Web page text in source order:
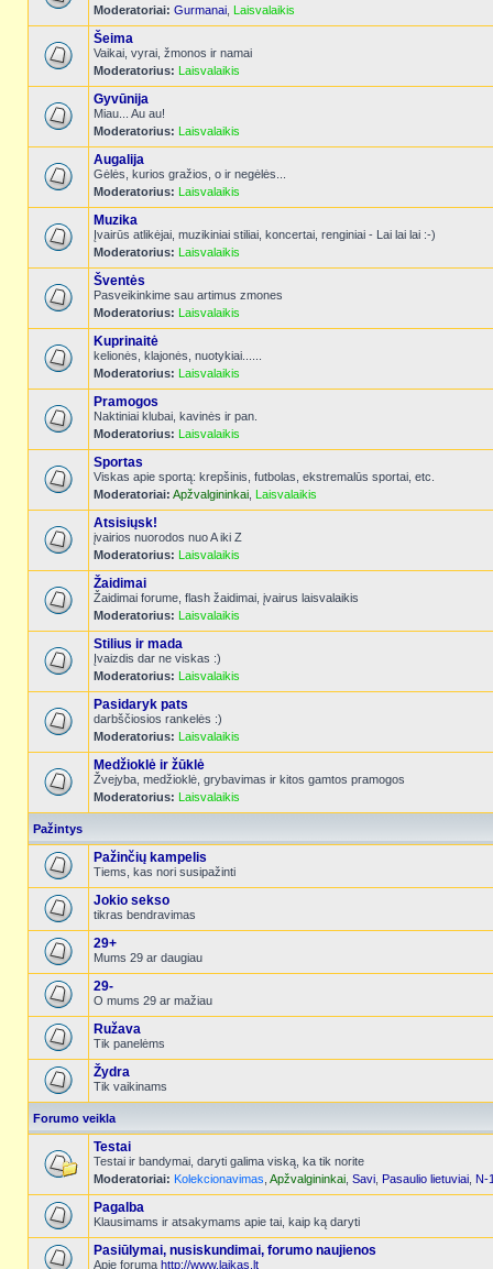
Moderatoriai: Gurmanai Laisvalaikis
Šeima
Vaikai, vyrai, žmonos ir namai
Moderatorius: Laisvalaikis
Gyvūnija
Miau... Au au!
Moderatorius: Laisvalaikis
Augalija
Gėlės, kurios gražios, o ir negėlės...
Moderatorius: Laisvalaikis
Muzika
Įvairūs atlikėjai, muzikiniai stiliai, koncertai, renginiai - Lai lai lai :-)
Moderatorius: Laisvalaikis
Šventės
Pasveikinkime sau artimus zmones
Moderatorius: Laisvalaikis
Kuprinaitė
kelionės, klajonės, nuotykiai......
Moderatorius: Laisvalaikis
Pramogos
Naktiniai klubai, kavinės ir pan.
Moderatorius: Laisvalaikis
Sportas
Viskas apie sportą: krepšinis, futbolas, ekstremalūs sportai, etc.
Moderatoriai: Apžvalgininkai Laisvalaikis
Atsisiųsk!
įvairios nuorodos nuo A iki Z
Moderatorius: Laisvalaikis
Žaidimai
Žaidimai forume, flash žaidimai, įvairus laisvalaikis
Moderatorius: Laisvalaikis
Stilius ir mada
Įvaizdis dar ne viskas :)
Moderatorius: Laisvalaikis
Pasidaryk pats
darbščiosios rankelės :)
Moderatorius: Laisvalaikis
Medžioklė ir žūklė
Žvejyba, medžioklė, grybavimas ir kitos gamtos pramogos
Moderatorius: Laisvalaikis
Pažintys
Pažinčių kampelis
Tiems, kas nori susipažinti
Jokio sekso
tikras bendravimas
29+
Mums 29 ar daugiau
29-
O mums 29 ar mažiau
Ružava
Tik panelėms
Žydra
Tik vaikinams
Forumo veikla
Testai
Testai ir bandymai, daryti galima viską, ka tik norite
Moderatoriai: Kolekcionavimas Apžvalgininkai Savi Pasaulio lietuviai N-
Pagalba
Klausimams ir atsakymams apie tai, kaip ką daryti
Pasiūlymai, nusiskundimai, forumo naujienos
Apie forumą http://www.laikas.lt